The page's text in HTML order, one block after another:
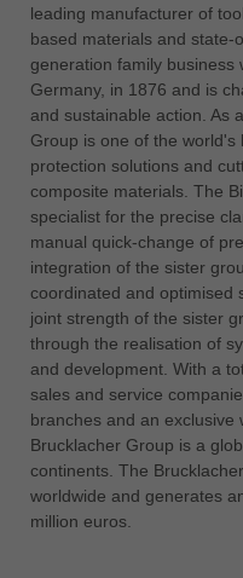
ไทย
leading manufacturer of
based materials and state-
generation family business
Germany, in 1876 and is
and sustainable action. As
Group is one of the
protection solutions and
composite materials. The
specialist for the precise
manual quick-change of
integration of the sister
coordinated and optimised
joint strength of the sister
through the realisation of
and development. With a
sales and service
branches and an exclusive
Brucklacher Group is a
continents. The
worldwide and generates
million euros.